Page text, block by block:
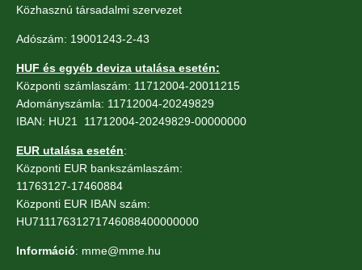
Közhasznú társadalmi szervezet
Adószám: 19001243-2-43
HUF és egyéb deviza utalása esetén:
Központi számlaszám: 11712004-20011215
Adományszámla: 11712004-20249829
IBAN: HU21 11712004-20249829-00000000
EUR utalása esetén:
Központi EUR bankszámlaszám:
11763127-17460884
Központi EUR IBAN szám:
HU71117631271746088400000000
Információ: mme@mme.hu